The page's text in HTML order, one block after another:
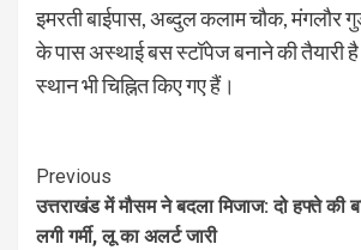
इमरती बाईपास, अब्दुल कलाम चौक, मंगलौर
के पास अस्थाई बस स्टॉपेज बनाने की तैयारी
स्थान भी चिह्नित किए गए हैं।
Continue
Reading
Previous
उत्तराखंड में मौसम ने बदला मिजाज: दो हफ्ते की
लगी गर्मी, लू का अलर्ट जारी